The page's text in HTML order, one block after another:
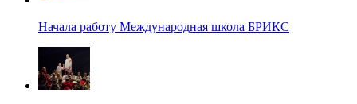
Начала работу Международная школа БРИКС